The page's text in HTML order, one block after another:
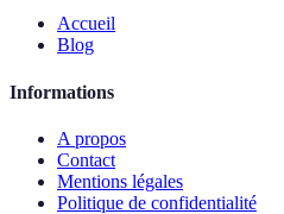
Accueil
Blog
Informations
A propos
Contact
Mentions légales
Politique de confidentialité